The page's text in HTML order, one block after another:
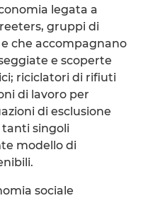
legata a
gruppi di
che accompagnano
e scoperte
riciclatori di rifiuti
di lavoro per
di esclusione
tanti singoli
modello di
sociale